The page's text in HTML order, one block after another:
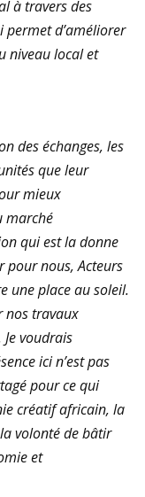
à travers des
permet d’améliorer
niveau local et
des échanges, les
que leur
mieux
marché
qui est la donne
pour nous, Acteurs
une place au soleil.
nos travaux
voudrais
ici n’est pas
pour ce qui
créatif africain, la
volonté de bâtir
et